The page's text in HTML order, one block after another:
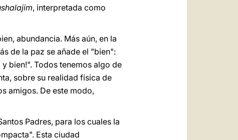
, interpretada como
abundancia. Más aún, en la
de la paz se añade el "bien":
bien!". Todos tenemos algo de
sobre su realidad física de
amigos. De este modo,
Padres, para los cuales la
Esta ciudad